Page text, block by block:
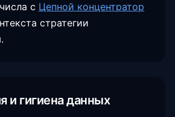
с Цепной концентратор
стратегии
и гигиена данных